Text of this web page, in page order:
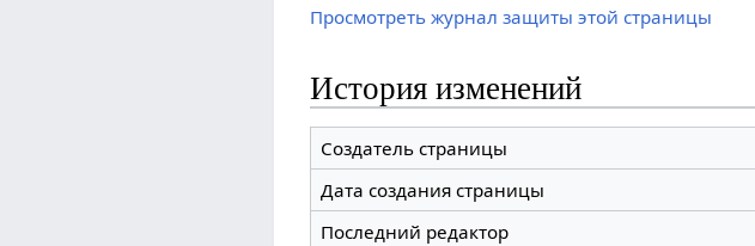
Просмотреть журнал защиты этой страницы
История изменений
Создатель страницы
Дата создания страницы
Последний редактор